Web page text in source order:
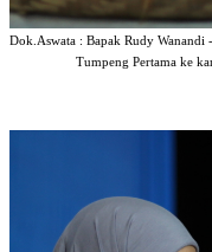
Dok.Aswata : Bapak Rudy Wanandi
Tumpeng Pertama ke